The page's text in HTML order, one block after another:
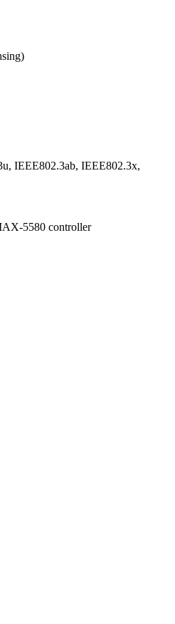
IEEE802.3ab, IEEE802.3x,
5580 controller